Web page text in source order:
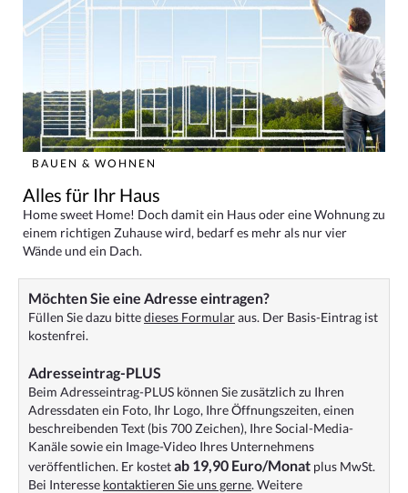
BAUEN & WOHNEN
Alles für Ihr Haus
Home sweet Home! Doch damit ein Haus oder eine Wohnung zu
einem richtigen Zuhause wird, bedarf es mehr als nur vier
Wände und ein Dach.
Möchten Sie eine Adresse eintragen?
Füllen Sie dazu bittedieses Formularaus. Der Basis-Eintrag ist
kostenfrei.
Adresseintrag-PLUS
Beim Adresseintrag-PLUS können Sie zusätzlich zu Ihren
Adressdaten ein Foto, Ihr Logo, Ihre Öffnungszeiten, einen
beschreibenden Text (bis 700 Zeichen), Ihre Social-Media-
Kanäle sowie ein Image-Video Ihres Unternehmens
veröffentlichen. Er kostetab 19,90 Euro/Monat plus MwSt.
Bei Interesse kontaktieren Sie uns gerne. Weitere